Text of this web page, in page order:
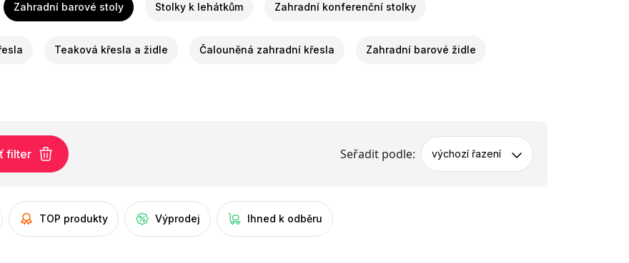
Zahradní barové stoly Stolky k lehátkům Zahradní konferenční stolky
Teaková křesla a židle Čalouněná zahradní křesla Zahradní barové židle
filter Seřadit podle: výchozí řazení
TOP produkty Výprodej Ihned k odběru